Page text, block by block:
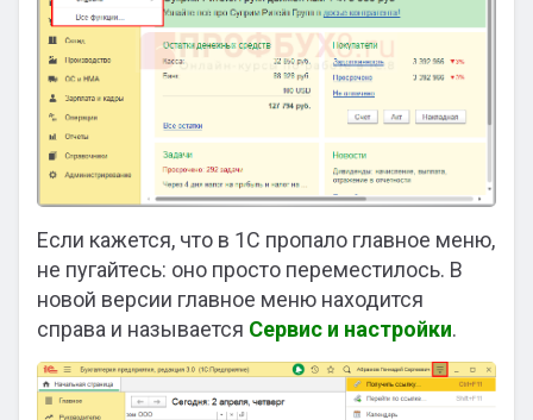
Если кажется, что в 1С пропало главное меню,
не пугайтесь: оно просто переместилось. В
новой версии главное меню находится
справа и называется Сервис и настройки.